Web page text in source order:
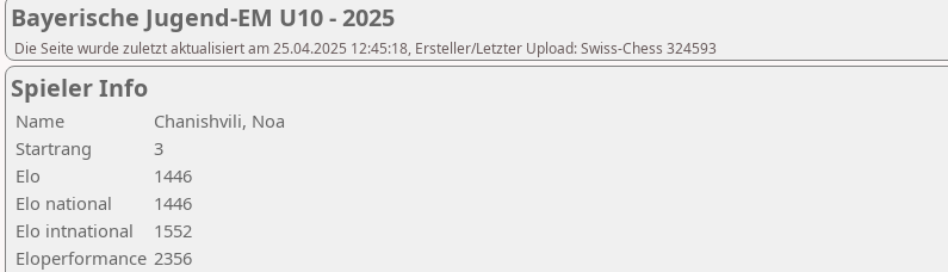
Bayerische Jugend-EM U10 - 2025
Die Seite wurde zuletzt aktualisiert am 25.04.2025 12:45:18, Ersteller/Letzter Upload: Swiss-Chess 324593
Spieler Info
Name
Chanishvili, Noa
Startrang
3
Elo
1446
Elo national
1446
Elo intnational
1552
Eloperformance 2356